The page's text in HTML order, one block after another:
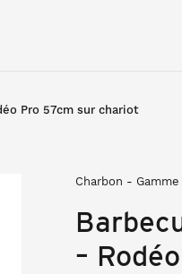
Pro 57cm sur chariot
Charbon -
–